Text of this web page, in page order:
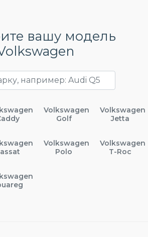
вашу модель
Volkswagen
Golf
Volkswagen
Jetta
Volkswagen
Polo
Volkswagen
T-Roc